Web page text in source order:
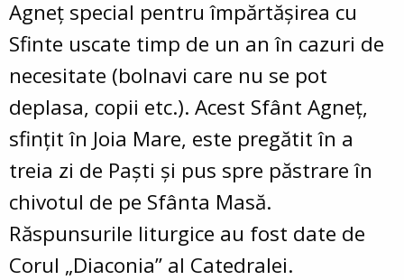
Agneț special pentru împărtășirea cu
Sfinte uscate timp de un an în cazuri de
necesitate (bolnavi care nu se pot
deplasa, copii etc.). Acest Sfânt Agneț,
sfințit în Joia Mare, este pregătit în a
treia zi de Paști și pus spre păstrare în
chivotul de pe Sfânta Masă.
Răspunsurile liturgice au fost date de
Corul „Diaconia” al Catedralei.